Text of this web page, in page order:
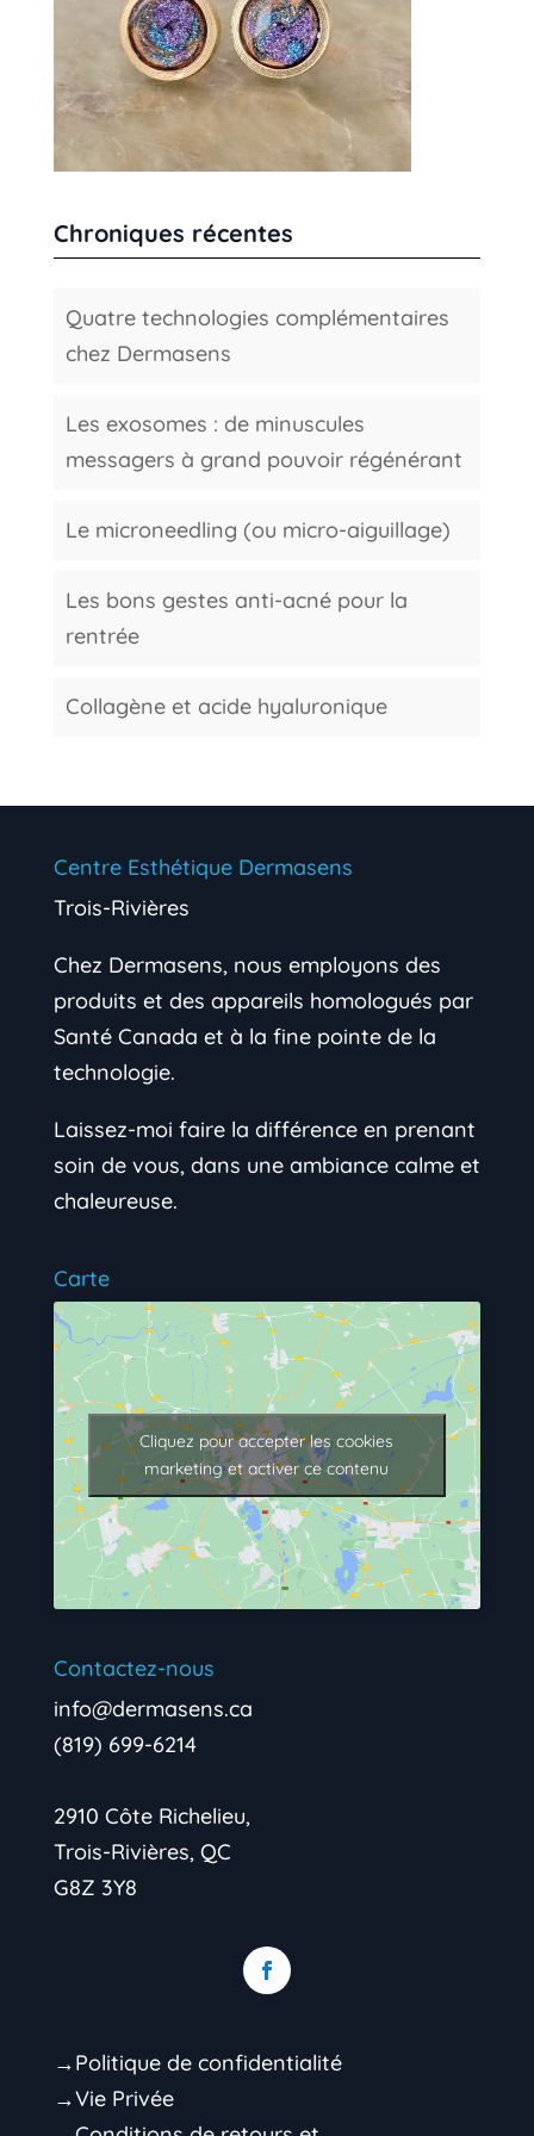
Chroniques récentes
Quatre technologies complémentaires
chez Dermasens
Les exosomes : de minuscules
messagers à grand pouvoir régénérant
Le microneedling (ou micro-aiguillage)
Les bons gestes anti-acné pour la
rentrée
Collagène et acide hyaluronique
Centre Esthétique Dermasens
Trois-Rivières
Chez Dermasens, nous employons des
produits et des appareils homologués par
Santé Canada et à la fine pointe de la
technologie.
Laissez-moi faire la différence en prenant
soin de vous, dans une ambiance calme et
chaleureuse.
Carte
Cliquez pour accepter les cookies
marketing et activer ce contenu
Contactez-nous
info@dermasens.ca
(819) 699-6214
2910 Côte Richelieu,
Trois-Rivières, QC
G8Z 3Y8
→Politique de confidentialité
→Vie Privée